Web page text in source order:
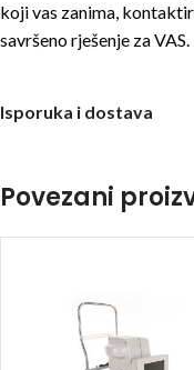
koji vas zanima,
savršeno rješenje za VAS.
Isporuka i dostava
Povezani